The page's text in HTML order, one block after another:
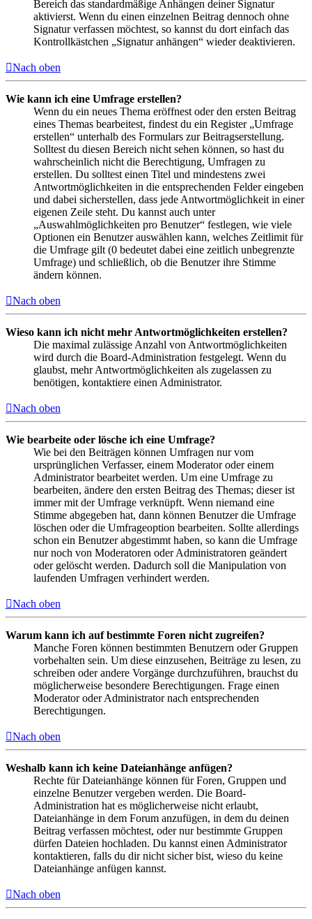
Bereich das standardmäßige Anhängen deiner Signatur
aktivierst. Wenn du einen einzelnen Beitrag dennoch ohne
Signatur verfassen möchtest, so kannst du dort einfach das
Kontrollkästchen „Signatur anhängen“ wieder deaktivieren.
Nach oben
Wie kann ich eine Umfrage erstellen?
Wenn du ein neues Thema eröffnest oder den ersten Beitrag
eines Themas bearbeitest, findest du ein Register „Umfrage
erstellen“ unterhalb des Formulars zur Beitragserstellung.
Solltest du diesen Bereich nicht sehen können, so hast du
wahrscheinlich nicht die Berechtigung, Umfragen zu
erstellen. Du solltest einen Titel und mindestens zwei
Antwortmöglichkeiten in die entsprechenden Felder eingeben
und dabei sicherstellen, dass jede Antwortmöglichkeit in einer
eigenen Zeile steht. Du kannst auch unter
„Auswahlmöglichkeiten pro Benutzer“ festlegen, wie viele
Optionen ein Benutzer auswählen kann, welches Zeitlimit für
die Umfrage gilt (0 bedeutet dabei eine zeitlich unbegrenzte
Umfrage) und schließlich, ob die Benutzer ihre Stimme
ändern können.
Nach oben
Wieso kann ich nicht mehr Antwortmöglichkeiten erstellen?
Die maximal zulässige Anzahl von Antwortmöglichkeiten
wird durch die Board-Administration festgelegt. Wenn du
glaubst, mehr Antwortmöglichkeiten als zugelassen zu
benötigen, kontaktiere einen Administrator.
Nach oben
Wie bearbeite oder lösche ich eine Umfrage?
Wie bei den Beiträgen können Umfragen nur vom
ursprünglichen Verfasser, einem Moderator oder einem
Administrator bearbeitet werden. Um eine Umfrage zu
bearbeiten, ändere den ersten Beitrag des Themas; dieser ist
immer mit der Umfrage verknüpft. Wenn niemand eine
Stimme abgegeben hat, dann können Benutzer die Umfrage
löschen oder die Umfrageoption bearbeiten. Sollte allerdings
schon ein Benutzer abgestimmt haben, so kann die Umfrage
nur noch von Moderatoren oder Administratoren geändert
oder gelöscht werden. Dadurch soll die Manipulation von
laufenden Umfragen verhindert werden.
Nach oben
Warum kann ich auf bestimmte Foren nicht zugreifen?
Manche Foren können bestimmten Benutzern oder Gruppen
vorbehalten sein. Um diese einzusehen, Beiträge zu lesen, zu
schreiben oder andere Vorgänge durchzuführen, brauchst du
möglicherweise besondere Berechtigungen. Frage einen
Moderator oder Administrator nach entsprechenden
Berechtigungen.
Nach oben
Weshalb kann ich keine Dateianhänge anfügen?
Rechte für Dateianhänge können für Foren, Gruppen und
einzelne Benutzer vergeben werden. Die Board-
Administration hat es möglicherweise nicht erlaubt,
Dateianhänge in dem Forum anzufügen, in dem du deinen
Beitrag verfassen möchtest, oder nur bestimmte Gruppen
dürfen Dateien hochladen. Du kannst einen Administrator
kontaktieren, falls du dir nicht sicher bist, wieso du keine
Dateianhänge anfügen kannst.
Nach oben